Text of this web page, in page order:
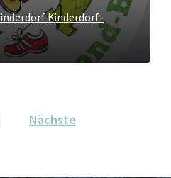
Kinderdorf-
Nächste